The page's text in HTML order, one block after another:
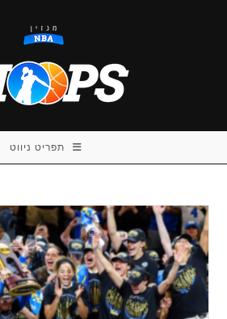
תפריט ניווט